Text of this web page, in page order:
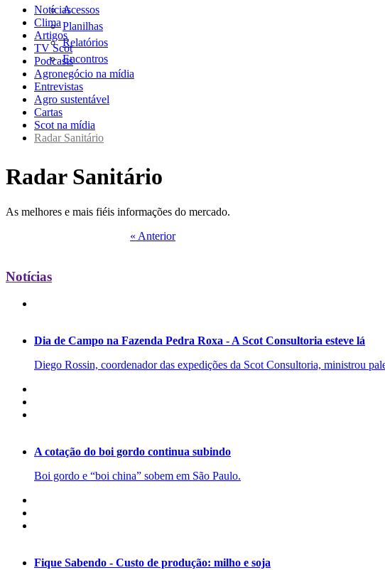
Acessos
Planilhas
Relatórios
Encontros
Notícias
Clima
Artigos
TV Scot
Podcasts
Agronegócio na mídia
Entrevistas
Agro sustentável
Cartas
Scot na mídia
Radar Sanitário
Radar Sanitário
As melhores e mais fiéis informações do mercado.
« Anterior
Notícias
Dia de Campo na Fazenda Pedra Roxa - A Scot Consultoria esteve lá
Diego Rossin, coordenador das expedições da Scot Consultoria, ministrou
A cotação do boi gordo continua subindo
Boi gordo e “boi china” sobem em São Paulo.
Fique Sabendo - Custo de produção: milho e soja